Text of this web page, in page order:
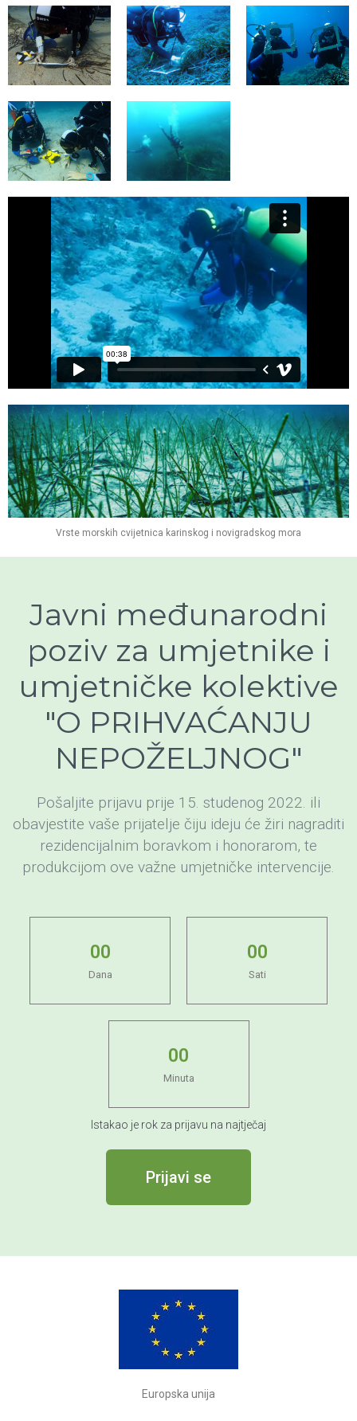
Vrste morskih cvijetnica karinskog i novigradskog mora
Javni međunarodni
poziv za umjetnike i
umjetničke kolektive
"O PRIHVAĆANJU
NEPOŽELJNOG"
Pošaljite prijavu prije 15. studenog 2022. ili
obavjestite vaše prijatelje čiju ideju će žiri nagraditi
rezidencijalnim boravkom i honorarom, te
produkcijom ove važne umjetničke intervencije.
00
Dana
00
Sati
00
Minuta
Istakao je rok za prijavu na najtječaj
Prijavi se
Europska unija